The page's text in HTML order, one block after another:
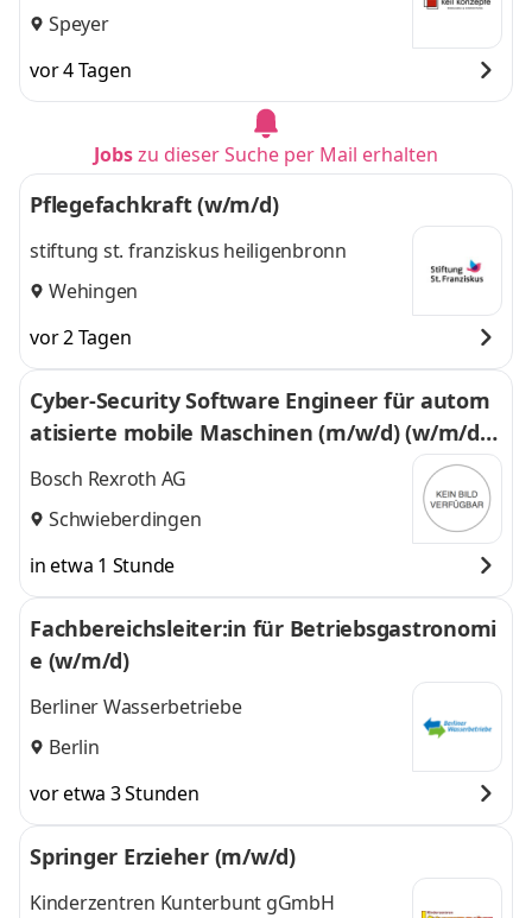
Speyer
vor 4 Tagen
Jobszu dieser Suche per Mail erhalten
Pflegefachkraft (w/m/d)
stiftung st. franziskus heiligenbronn
Wehingen
vor 2 Tagen
Cyber-Security Software Engineer für autom
atisierte mobile Maschinen (m/w/d) (w/m/di
v.)
Bosch Rexroth AG
Schwieberdingen
in etwa 1 Stunde
Fachbereichsleiter:in für Betriebsgastronomi
e (w/m/d)
Berliner Wasserbetriebe
Berlin
vor etwa 3 Stunden
Springer Erzieher (m/w/d)
Kinderzentren Kunterbunt gGmbH